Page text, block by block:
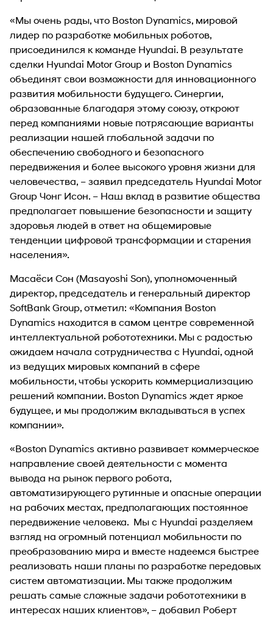
«Мы очень рады, что Boston Dynamics, мировой
лидер по разработке мобильных роботов,
присоединился к команде Hyundai. В результате
сделки Hyundai Motor Group и Boston Dynamics
объединят свои возможности для инновационного
развития мобильности будущего. Синергии,
образованные благодаря этому союзу, откроют
перед компаниями новые потрясающие варианты
реализации нашей глобальной задачи по
обеспечению свободного и безопасного
передвижения и более высокого уровня жизни для
человечества, – заявил председатель Hyundai Motor
Group Чонг Исон. – Наш вклад в развитие общества
предполагает повышение безопасности и защиту
здоровья людей в ответ на общемировые
тенденции цифровой трансформации и старения
населения».
Масаёси Сон (Masayoshi Son), уполномоченный
директор, председатель и генеральный директор
SoftBank Group, отметил: «Компания Boston
Dynamics находится в самом центре современной
интеллектуальной робототехники. Мы с радостью
ожидаем начала сотрудничества с Hyundai, одной
из ведущих мировых компаний в сфере
мобильности, чтобы ускорить коммерциализацию
решений компании. Boston Dynamics ждет яркое
будущее, и мы продолжим вкладываться в успех
компании».
«Boston Dynamics активно развивает коммерческое
направление своей деятельности с момента
вывода на рынок первого робота,
автоматизирующего рутинные и опасные операции
на рабочих местах, предполагающих постоянное
передвижение человека. Мы с Hyundai разделяем
взгляд на огромный потенциал мобильности по
преобразованию мира и вместе надеемся быстрее
реализовать наши планы по разработке передовых
систем автоматизации. Мы также продолжим
решать самые сложные задачи робототехники в
интересах наших клиентов», – добавил Роберт